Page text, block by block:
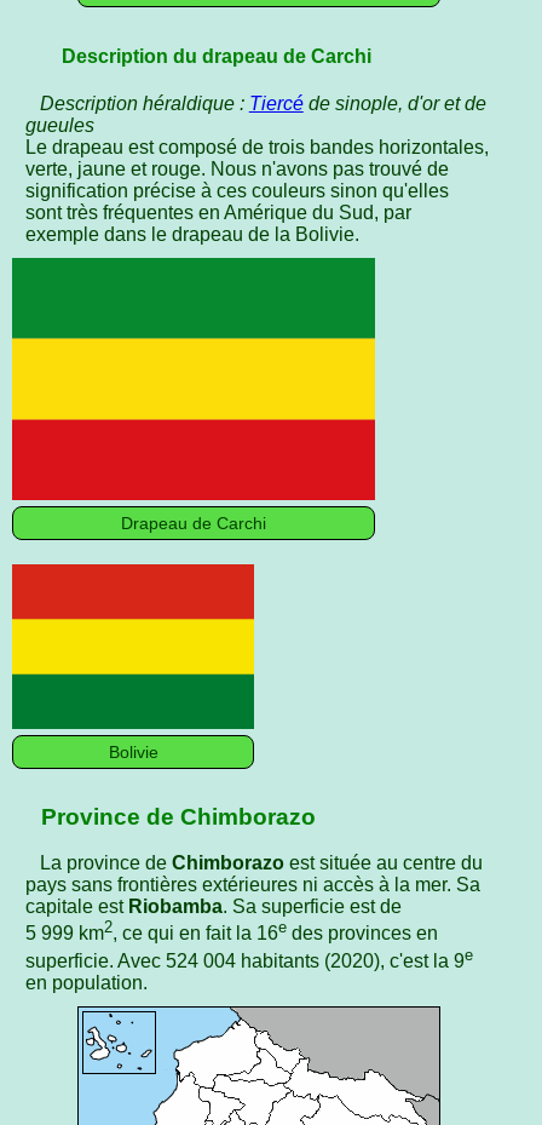
Description du drapeau de Carchi
Description héraldique : Tiercéde sinople, d'or et de
gueules
Le drapeau est composé de trois bandes horizontales,
verte, jaune et rouge. Nous n'avons pas trouvé de
signification précise à ces couleurs sinon qu'elles
sont très fréquentes en Amérique du Sud, par
exemple dans le drapeau de la Bolivie.
Drapeau de Carchi
Bolivie
Province de Chimborazo
La province de Chimborazoest située au centre du
pays sans frontières extérieures ni accès à la mer. Sa
capitale est Riobamba. Sa superficie est de
5 999 km2, ce qui en fait la 16e des provinces en
superficie. Avec 524 004 habitants (2020), c'est la 9e
en population.